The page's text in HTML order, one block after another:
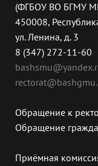
(ФГБОУ ВО БГМУ
450008,
ул. Ленина, д. 3
8 (347) 272-11-60
Обращение к
Обращение
Приёмная